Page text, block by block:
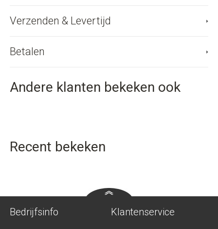
Verzenden & Levertijd
Betalen
Andere klanten bekeken ook
Recent bekeken
Bedrijfsinfo Klantenservice